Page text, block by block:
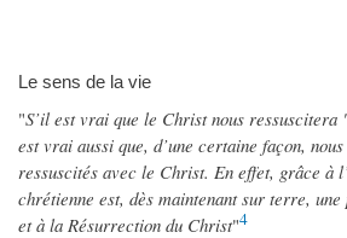
Le sens de la vie
"S’il est vrai que le Christ nous
est vrai aussi que, d’une certaine façon,
ressuscités avec le Christ. En effet, grâce à
chrétienne est, dès maintenant sur terre,
et à la Résurrection du Christ"4